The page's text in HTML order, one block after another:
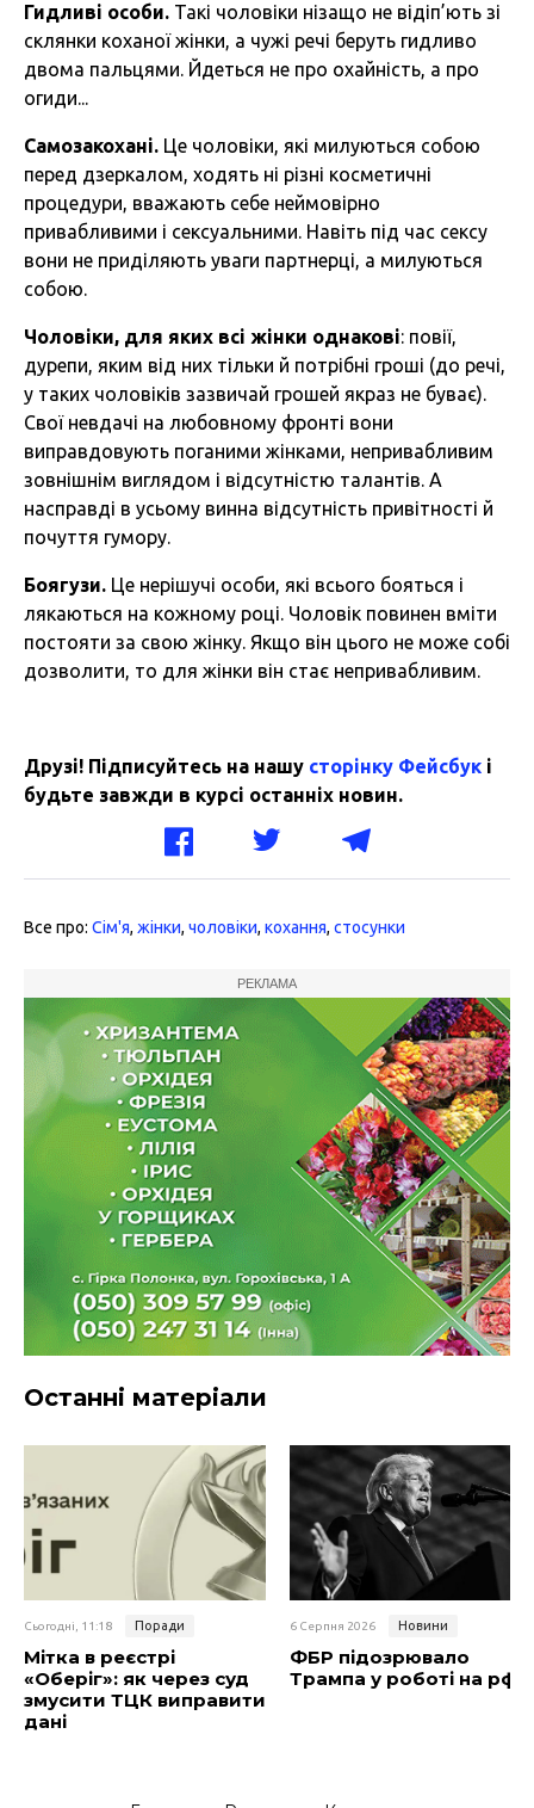
Гидливі особи. Такі чоловіки нізащо не відіп’ють зі
склянки коханої жінки, а чужі речі беруть гидливо
двома пальцями. Йдеться не про охайність, а про
огиди...
Самозакохані. Це чоловіки, які милуються собою
перед дзеркалом, ходять ні різні косметичні
процедури, вважають себе неймовірно
привабливими і сексуальними. Навіть під час сексу
вони не приділяють уваги партнерці, а милуються
собою.
Чоловіки, для яких всі жінки однакові: повії,
дурепи, яким від них тільки й потрібні гроші (до речі,
у таких чоловіків зазвичай грошей якраз не буває).
Свої невдачі на любовному фронті вони
виправдовують поганими жінками, непривабливим
зовнішнім виглядом і відсутністю талантів. А
насправді в усьому винна відсутність привітності й
почуття гумору.
Боягузи. Це нерішучі особи, які всього бояться і
лякаються на кожному році. Чоловік повинен вміти
постояти за свою жінку. Якщо він цього не може собі
дозволити, то для жінки він стає непривабливим.
Друзі! Підписуйтесь на нашу сторінку Фейсбук і
будьте завжди в курсі останніх новин.
Все про: Сім'я, жінки, чоловіки, кохання, стосунки
РЕКЛАМА
Останні матеріали
Сьогодні, 11:18 Поради
Мітка в реєстрі
«Оберіг»: як через суд
змусити ТЦК виправити
дані
6 Серпня 2026 Новини
ФБР підозрювало
Трампа у роботі на рф